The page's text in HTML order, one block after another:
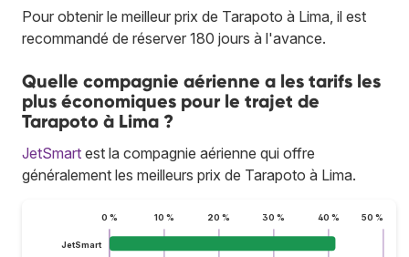
Pour obtenir le meilleur prix de Tarapoto à Lima, il est
recommandé de réserver 180 jours à l'avance.
Quelle compagnie aérienne a les tarifs les
plus économiques pour le trajet de
Tarapoto à Lima ?
JetSmart est la compagnie aérienne qui offre
généralement les meilleurs prix de Tarapoto à Lima.
0 % 10 % 20 % 30 % 40 % 50 %
JetSmart